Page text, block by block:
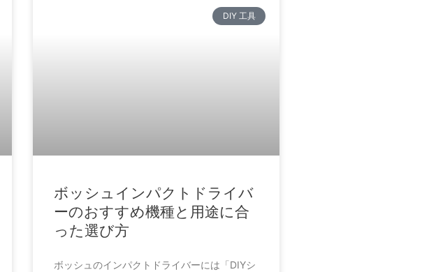
DIY 工具
ボッシュインパクトドライバ
ーのおすすめ機種と用途に合
った選び方
ボッシュのインパクトドライバーには「DIYシ